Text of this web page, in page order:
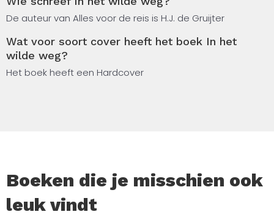
De auteur van Alles voor de reis is H.J. de Gruijter
Wat voor soort cover heeft het boek In het
wilde weg?
Het boek heeft een Hardcover
Boeken die je misschien ook
leuk vindt